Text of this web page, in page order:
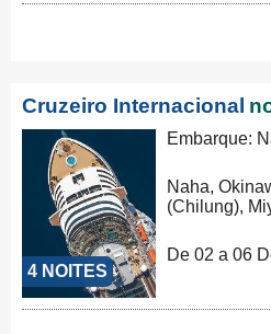
Cruzeiro Internacional
4 NOITES
Embarque:
Naha,
(Chilung),
De 02 a 06